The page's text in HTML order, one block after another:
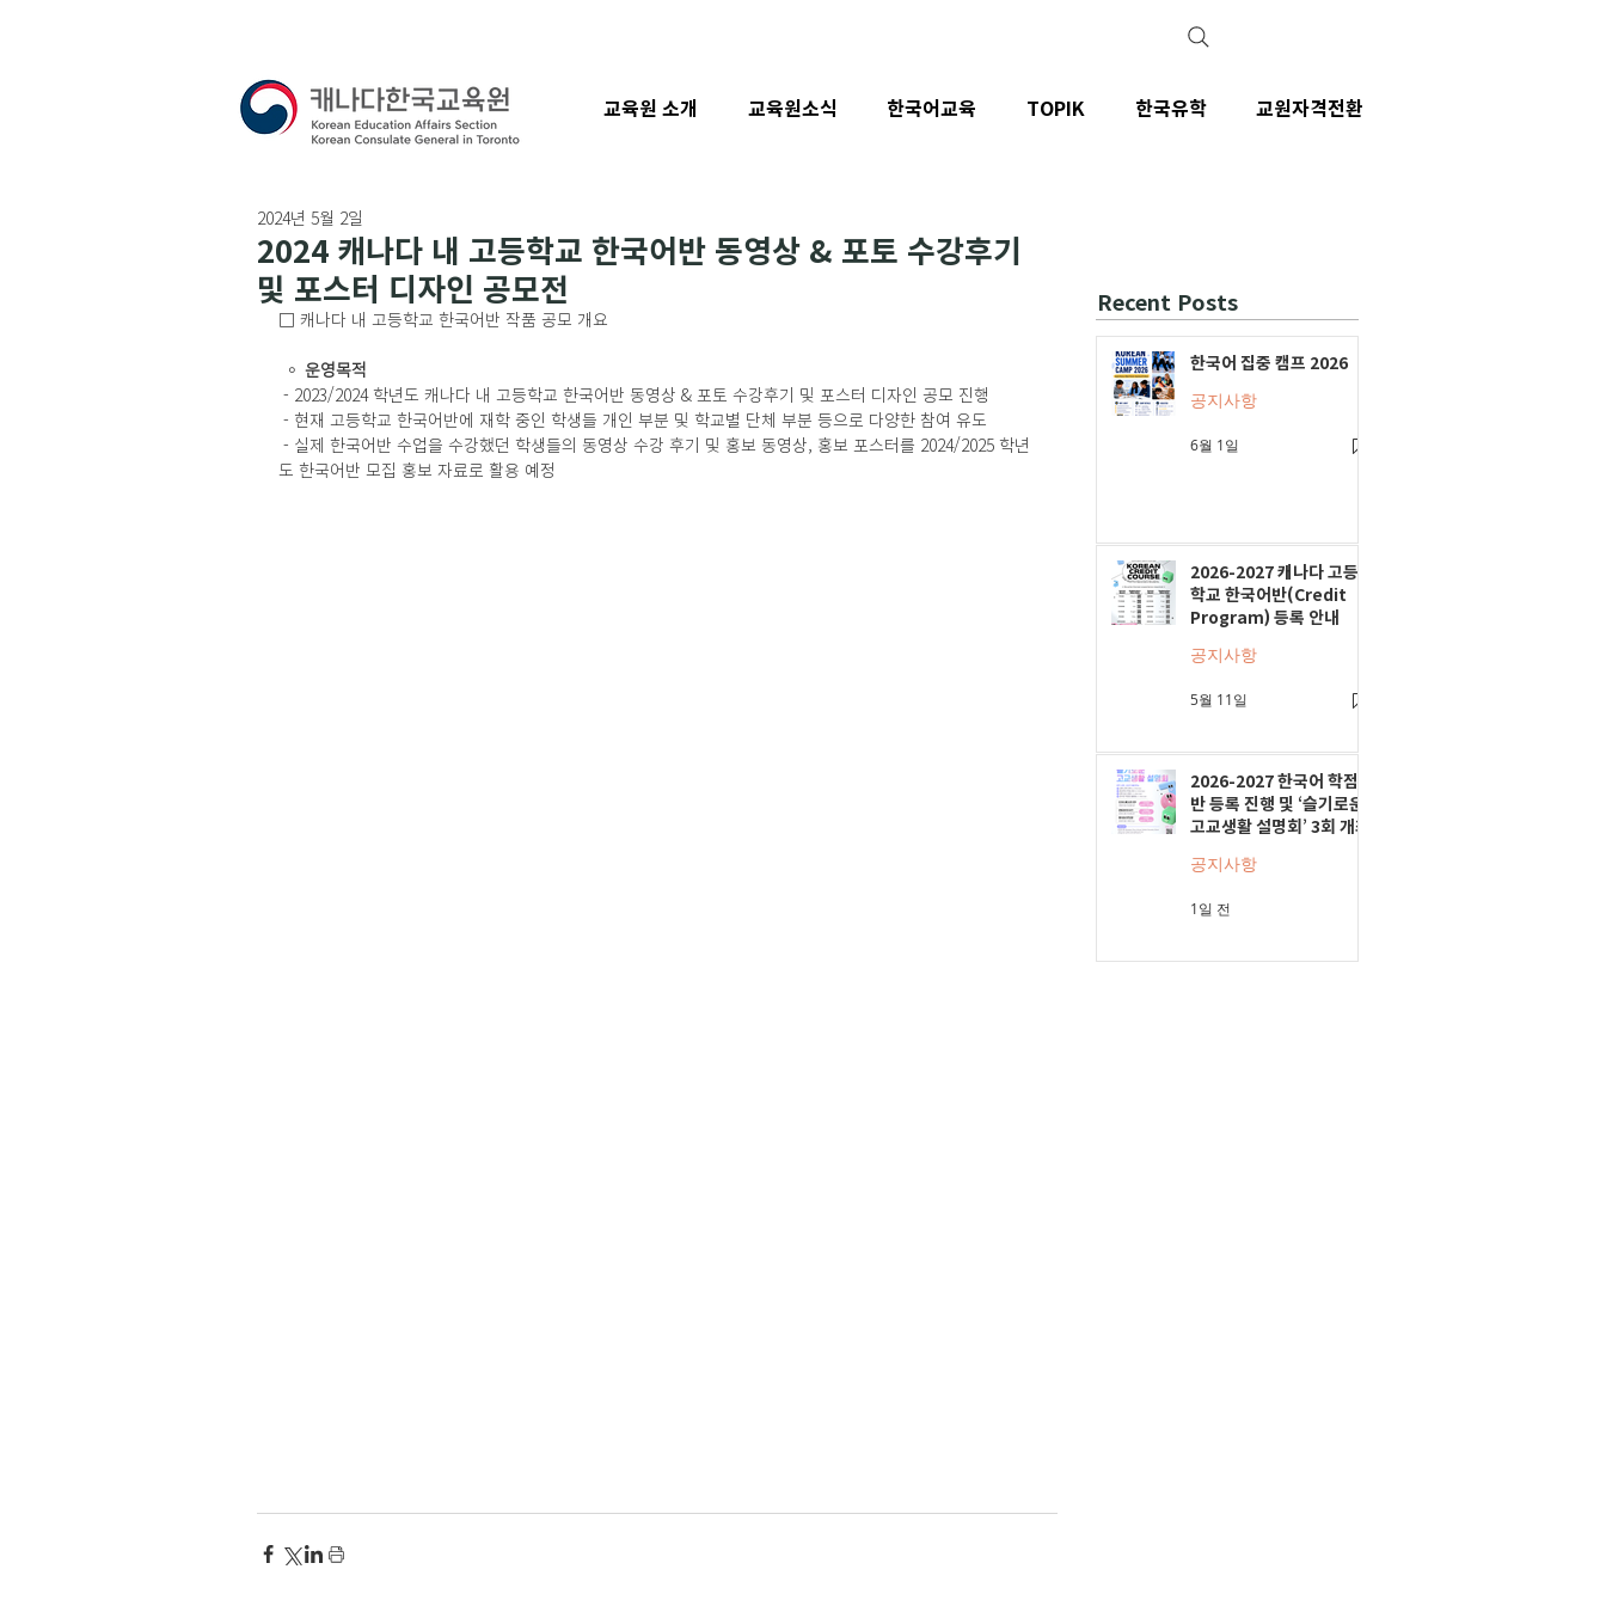
2024 캐나다 내 고등학교 한국어반 동영상 & 포토 수강후기
및 포스터 디자인 공모전
2024년 5월 2일
□ 캐나다 내 고등학교 한국어반 작품 공모 개요
◦ 운영목적
- 2023/2024 학년도 캐나다 내 고등학교 한국어반 동영상 & 포토 수강후기 및 포스터 디자인 공모 진행
- 현재 고등학교 한국어반에 재학 중인 학생들 개인 부분 및 학교별 단체 부분 등으로 다양한 참여 유도
도 한국어반 모집 홍보 자료로 활용 예정
Recent Posts
한국어 집중 캠프 2026
공지사항
6월 1일
2026-2027 캐나다 고등
학교 한국어반(Credit
Program) 등록 안내
공지사항
5월 11일
2026-2027 한국어 학점
반 등록 진행 및 ‘슬기로운
고교생활 설명회’ 3회 개최
공지사항
1일 전
교육원 소개 교육원소식 한국어교육 TOPIK 한국유학 교원자격전환